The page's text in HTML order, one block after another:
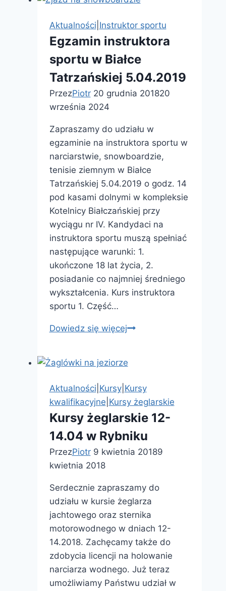
zakresu
Aktualności Instruktor sportu
Egzamin instruktora
sportu w Białce
Tatrzańskiej 5.04.2019
PrzezPiotr 20 grudnia 201820
września 2024
Zapraszamy do udziału w
egzaminie na instruktora sportu w
narciarstwie, snowboardzie,
tenisie ziemnym w Białce
Tatrzańskiej 5.04.2019 o godz. 14
pod kasami dolnymi w kompleksie
Kotelnicy Białczańskiej przy
wyciągu nr IV. Kandydaci na
instruktora sportu muszą spełniać
następujące warunki: 1.
ukończone 18 lat życia, 2.
posiadanie co najmniej średniego
wykształcenia. Kurs instruktora
sportu 1. Część…
Dowiedz się więcejEgzamin
w
Białce
Tatrzańskiej
5.04.2019
Aktualności Kursy| Kursy
kwalifikacyjne Kursy żeglarskie
Kursy żeglarskie 12-
14.04 w Rybniku
PrzezPiotr 9 kwietnia 20189
kwietnia 2018
Serdecznie zapraszamy do
udziału w kursie żeglarza
jachtowego oraz sternika
motorowodnego w dniach 12-
14.2018. Zachęcamy także do
zdobycia licencji na holowanie
narciarza wodnego. Już teraz
umożliwiamy Państwu udział w